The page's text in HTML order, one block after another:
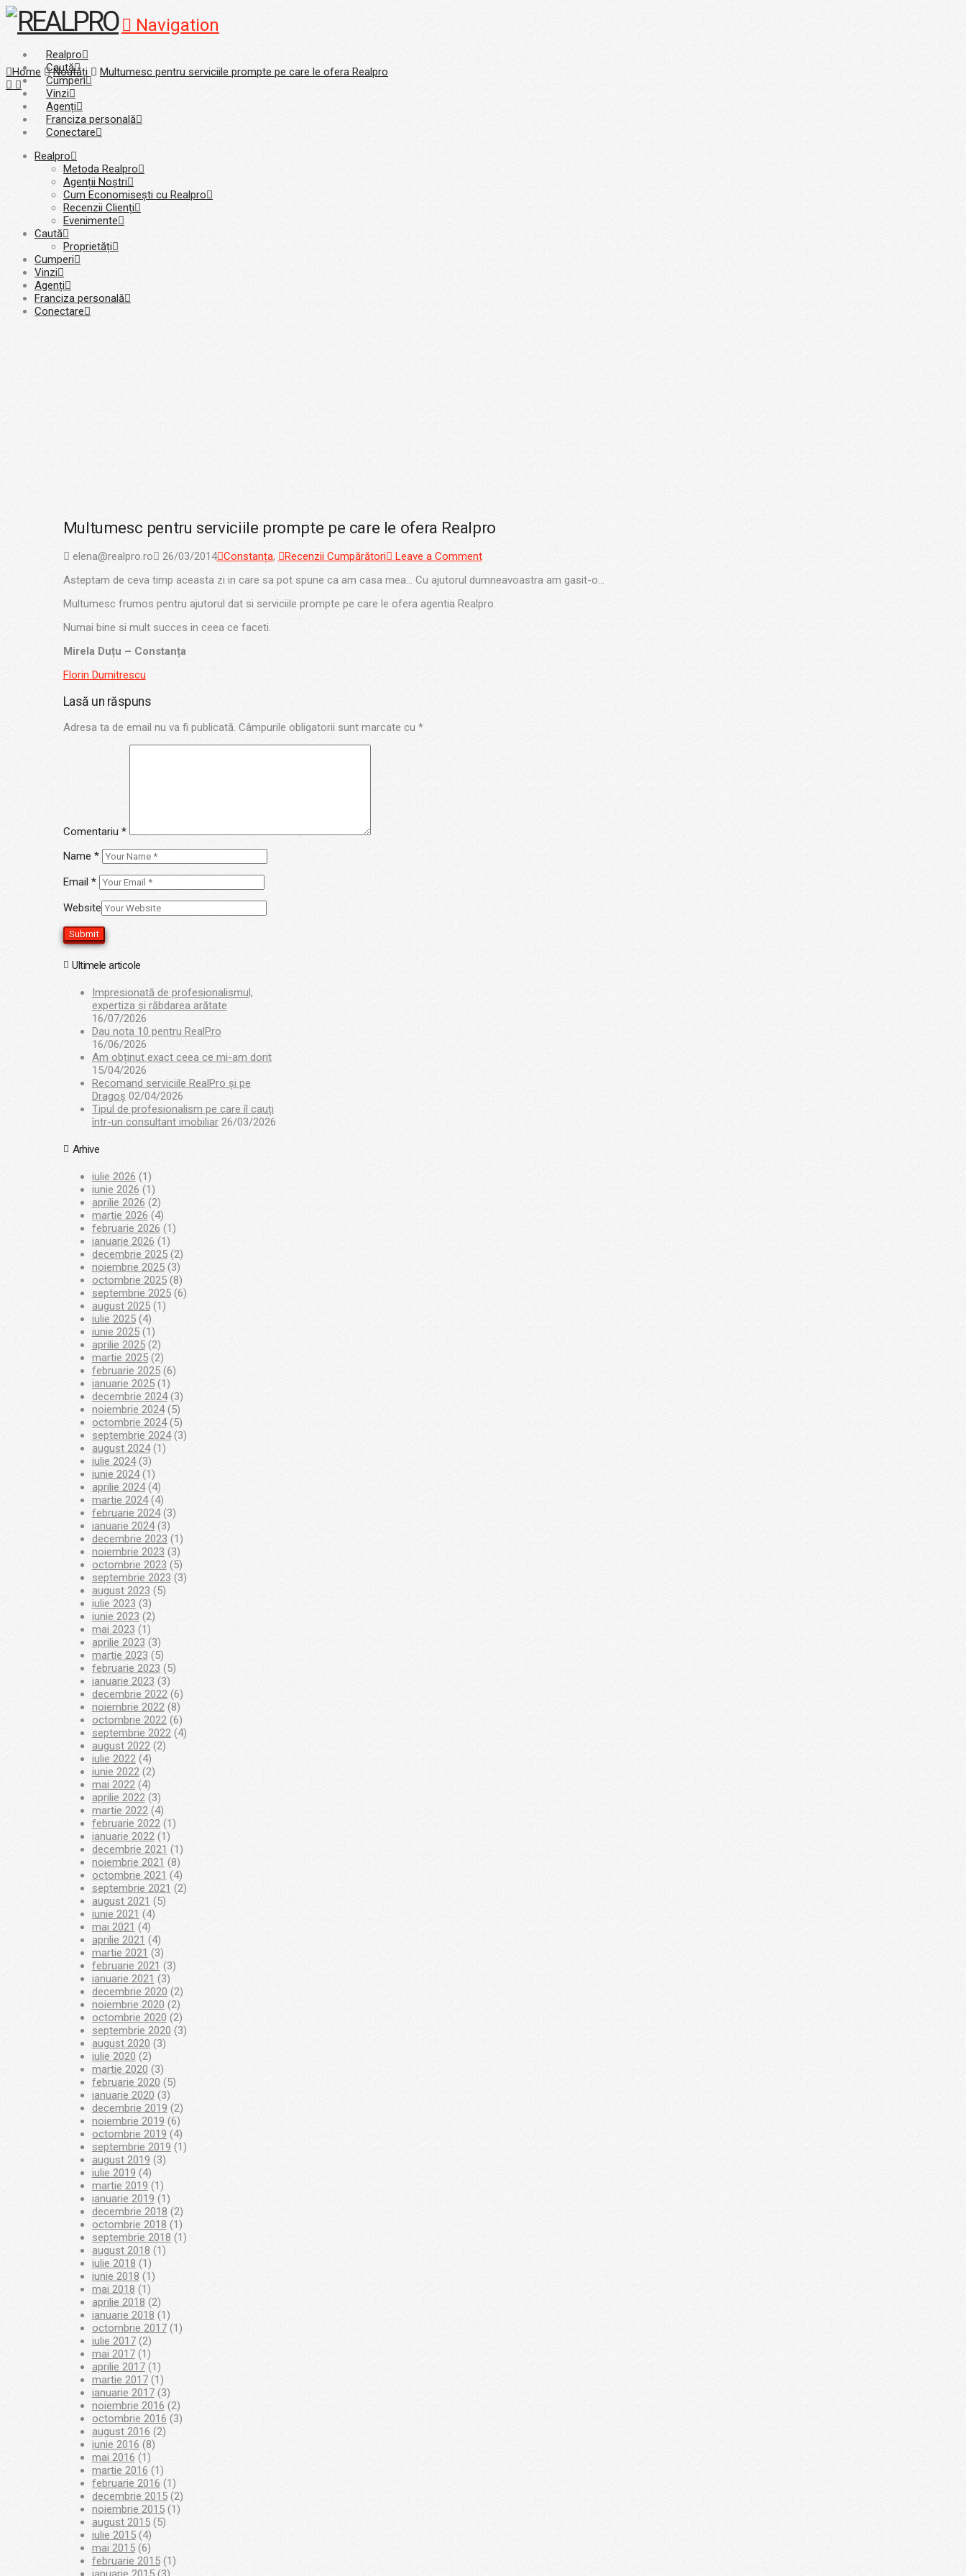
Navigation
Realpro
Caută
Cumperi
Vinzi
Agenți
Franciza personală
Conectare
Realpro
Metoda Realpro
Agenții Noștri
Cum Economisești cu Realpro
Recenzii Clienți
Evenimente
Caută
Proprietăți
Cumperi
Vinzi
Agenți
Franciza personală
Conectare
Home Noutăți Multumesc pentru serviciile prompte pe care le ofera Realpro
Multumesc pentru serviciile prompte pe care le ofera Realpro
elena@realpro.ro 26/03/2014 Constanța, Recenzii Cumpărători
Leave a Comment
Asteptam de ceva timp aceasta zi in care sa pot spune ca am casa mea… Cu ajutorul dumneavoastra am gasit-o…
Multumesc frumos pentru ajutorul dat si serviciile prompte pe care le ofera agentia Realpro.
Numai bine si mult succes in ceea ce faceti.
Mirela Duțu – Constanța
Florin Dumitrescu
Lasă un răspuns
Adresa ta de email nu va fi publicată. Câmpurile obligatorii sunt marcate cu *
Comentariu *
Name *
Email *
Website
Ultimele articole
Impresionată de profesionalismul,
expertiza și răbdarea arătate
16/07/2026
Dau nota 10 pentru RealPro
16/06/2026
Am obținut exact ceea ce mi-am dorit
15/04/2026
Recomand serviciile RealPro și pe
Dragoș 02/04/2026
Tipul de profesionalism pe care îl cauți
într-un consultant imobiliar 26/03/2026
Arhive
iulie 2026 (1)
iunie 2026 (1)
aprilie 2026 (2)
martie 2026 (4)
februarie 2026 (1)
ianuarie 2026 (1)
decembrie 2025(2)
noiembrie 2025(3)
octombrie 2025(8)
septembrie 2025(6)
august 2025(1)
iulie 2025(4)
iunie 2025(1)
aprilie 2025(2)
martie 2025(2)
februarie 2025(6)
ianuarie 2025(1)
decembrie 2024(3)
noiembrie 2024(5)
octombrie 2024(5)
septembrie 2024(3)
august 2024(1)
iulie 2024(3)
iunie 2024(1)
aprilie 2024(4)
martie 2024(4)
februarie 2024(3)
ianuarie 2024(3)
decembrie 2023 (1)
noiembrie 2023 (3)
octombrie 2023 (5)
septembrie 2023 (3)
august 2023 (5)
iulie 2023 (3)
iunie 2023 (2)
mai 2023 (1)
aprilie 2023 (3)
martie 2023 (5)
februarie 2023 (5)
ianuarie 2023 (3)
decembrie 2022 (6)
noiembrie 2022 (8)
octombrie 2022 (6)
septembrie 2022 (4)
august 2022 (2)
iulie 2022 (4)
iunie 2022 (2)
mai 2022 (4)
aprilie 2022 (3)
martie 2022 (4)
februarie 2022 (1)
ianuarie 2022 (1)
decembrie 2021 (1)
noiembrie 2021 (8)
octombrie 2021 (4)
septembrie 2021 (2)
august 2021 (5)
iunie 2021 (4)
mai 2021 (4)
aprilie 2021 (4)
martie 2021 (3)
februarie 2021 (3)
ianuarie 2021 (3)
decembrie 2020 (2)
noiembrie 2020 (2)
octombrie 2020 (2)
septembrie 2020 (3)
august 2020 (3)
iulie 2020 (2)
martie 2020 (3)
februarie 2020 (5)
ianuarie 2020 (3)
decembrie 2019 (2)
noiembrie 2019 (6)
octombrie 2019 (4)
septembrie 2019 (1)
august 2019 (3)
iulie 2019 (4)
martie 2019 (1)
ianuarie 2019 (1)
decembrie 2018 (2)
octombrie 2018 (1)
septembrie 2018 (1)
august 2018 (1)
iulie 2018 (1)
iunie 2018 (1)
mai 2018 (1)
aprilie 2018 (2)
ianuarie 2018 (1)
octombrie 2017(1)
iulie 2017(2)
mai 2017(1)
aprilie 2017(1)
martie 2017(1)
ianuarie 2017(3)
noiembrie 2016 (2)
octombrie 2016 (3)
august 2016 (2)
iunie 2016 (8)
mai 2016 (1)
martie 2016 (1)
februarie 2016 (1)
decembrie 2015(2)
noiembrie 2015(1)
august 2015(5)
iulie 2015(4)
mai 2015(6)
februarie 2015(1)